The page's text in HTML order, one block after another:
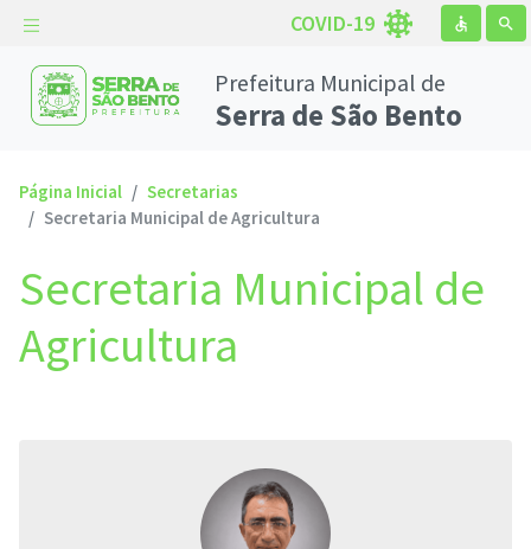
COVID-19 accessible search
Prefeitura Municipal de
Serra de São Bento
Página Inicial
Secretarias
Secretaria Municipal de Agricultura
Secretaria Municipal de
Agricultura